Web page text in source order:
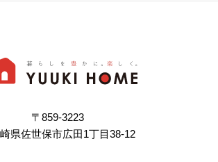
〒859-3223
県佐世保市広田1丁目38-12